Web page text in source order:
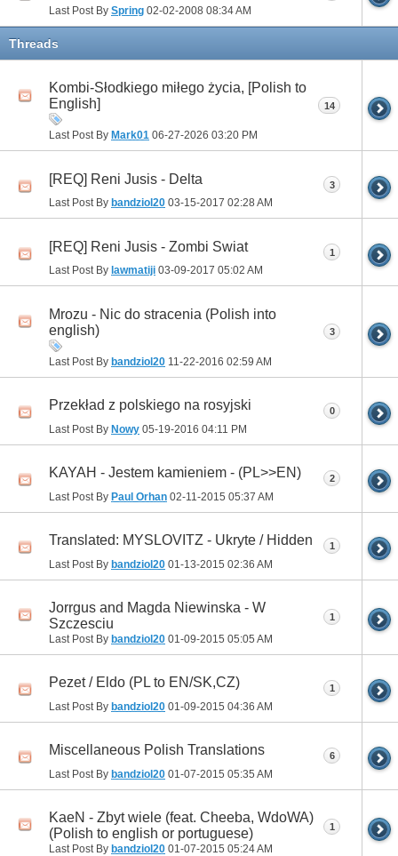
Last Post By Spring 02-02-2008 08:34 AM
Threads
Kombi-Słodkiego miłego życia, [Polish to
English]
Last Post By Mark01 06-27-2026 03:20 PM
14
[REQ] Reni Jusis - Delta
Last Post By bandziol20 03-15-2017 02:28 AM
3
[REQ] Reni Jusis - Zombi Swiat
Last Post By lawmatiji 03-09-2017 05:02 AM
1
Mrozu - Nic do stracenia (Polish into
english)
Last Post By bandziol20 11-22-2016 02:59 AM
3
Przekład z polskiego na rosyjski
Last Post By Nowy 05-19-2016 04:11 PM
0
KAYAH - Jestem kamieniem - (PL>>EN)
Last Post By Paul Orhan 02-11-2015 05:37 AM
2
Translated: MYSLOVITZ - Ukryte / Hidden
Last Post By bandziol20 01-13-2015 02:36 AM
1
Jorrgus and Magda Niewinska - W
Szczesciu
Last Post By bandziol20 01-09-2015 05:05 AM
1
Pezet / Eldo (PL to EN/SK,CZ)
Last Post By bandziol20 01-09-2015 04:36 AM
1
Miscellaneous Polish Translations
Last Post By bandziol20 01-07-2015 05:35 AM
6
KaeN - Zbyt wiele (feat. Cheeba, WdoWA)
(Polish to english or portuguese)
Last Post By bandziol20 01-07-2015 05:24 AM
1